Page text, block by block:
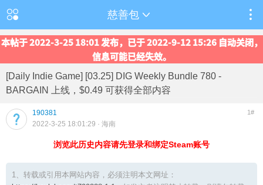
慈善包
本帖于 2022-3-25 18:01 发布，已于 2022-9-12 15:26 自动关闭，
信息可能已经失效。
[Daily Indie Game] [03.25] DIG Weekly Bundle 780 -
BARGAIN 上线，$0.49 可获得全部内容
190381 1#
2022-3-25 18:01:29 · 海南
浏览此历史内容请先登录和绑定Steam账号
1、转载或引用本网站内容，必须注明本文网址：